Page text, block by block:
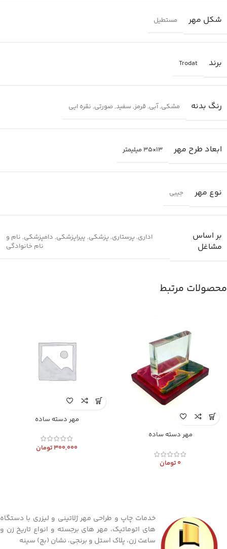
شکل مهر مستطیل
برند Trodat
رنگ بدنه مشکی,آبی, قرمز, سفید, صورتی, نقره ایی
ابعاد طرح مهر 13×35 میلیمتر
نوع مهر جیبی
بر اساس
مشاغل
اداری,پرستاری,پزشکی, پیراپزشکی, دامپزشکی, نام و
نام خانوادگی
محصولات مرتبط
مهر دسته ساده
0 تومان
مهر دسته ساده
300,000تومان
خدمات چاپ و طراحی مهر ژلاتینی و لیزری با دستگاه
های اتوماتیک، مهر های برجسته و انواع تاریخ زن و
ساعت زن، پلاک استل و برنجی، نشان (بج) سینه